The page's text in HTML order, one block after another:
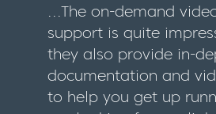
...The on-demand
support is quite
they also provide in-
documentation and
to help you get up